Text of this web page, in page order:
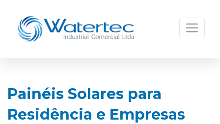
Painéis Solares para
Residência e Empresas